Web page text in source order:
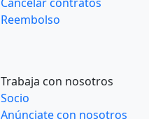
Reembolso
Trabaja con nosotros
Socio
Anúnciate con nosotros